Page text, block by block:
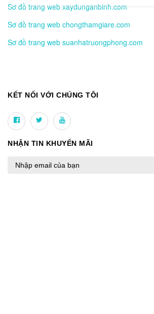
Sơ đồ trang web xaydunganbinh.com
Sơ đồ trang web chongthamgiare.com
Sơ đồ trang web suanhatruongphong.com
KẾT NỐI VỚI CHÚNG TÔI
NHẬN TIN KHUYẾN MÃI